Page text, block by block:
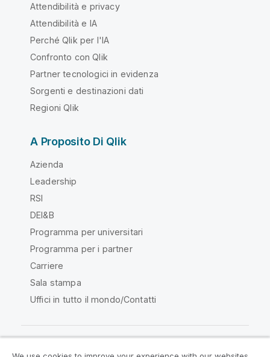
Attendibilità e privacy
Attendibilità e IA
Perché Qlik per l'IA
Confronto con Qlik
Partner tecnologici in evidenza
Sorgenti e destinazioni dati
Regioni Qlik
A Proposito Di Qlik
Azienda
Leadership
RSI
DEI&B
Programma per universitari
Programma per i partner
Carriere
Sala stampa
Uffici in tutto il mondo/Contatti